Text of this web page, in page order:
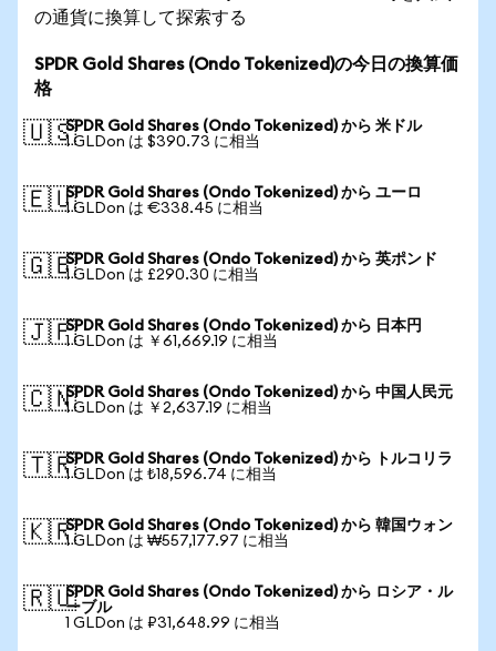
の通貨に換算して探索する
SPDR Gold Shares (Ondo Tokenized)の今日の換算価
格
🇺🇸SPDR Gold Shares (Ondo Tokenized) から 米ドル
1 GLDon は $390.73 に相当
🇪🇺SPDR Gold Shares (Ondo Tokenized) から ユーロ
1 GLDon は €338.45 に相当
🇬🇧SPDR Gold Shares (Ondo Tokenized) から 英ポンド
1 GLDon は £290.30 に相当
🇯🇵SPDR Gold Shares (Ondo Tokenized) から 日本円
1 GLDon は ￥61,669.19 に相当
🇨🇳SPDR Gold Shares (Ondo Tokenized) から 中国人民元
1 GLDon は ￥2,637.19 に相当
🇹🇷SPDR Gold Shares (Ondo Tokenized) から トルコリラ
1 GLDon は ₺18,596.74 に相当
🇰🇷SPDR Gold Shares (Ondo Tokenized) から 韓国ウォン
1 GLDon は ₩557,177.97 に相当
🇷🇺SPDR Gold Shares (Ondo Tokenized) から ロシア・ル
ーブル
1 GLDon は ₽31,648.99 に相当